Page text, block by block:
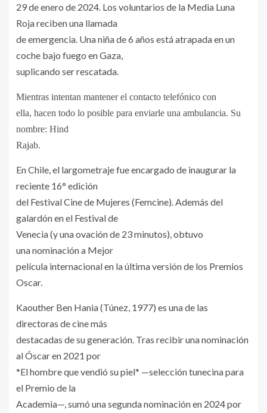
29 de enero de 2024. Los voluntarios de la Media Luna
Roja reciben una llamada
de emergencia. Una niña de 6 años está atrapada en un
coche bajo fuego en Gaza,
suplicando ser rescatada.
Mientras intentan mantener el contacto telefónico con
ella, hacen todo lo posible para enviarle una ambulancia. Su
nombre: Hind
Rajab.
En Chile, el largometraje fue encargado de inaugurar la
reciente 16° edición
del Festival Cine de Mujeres (Femcine). Además del
galardón en el Festival de
Venecia (y una ovación de 23 minutos), obtuvo
una nominación a Mejor
película internacional en la última versión de los Premios
Oscar.
Kaouther Ben Hania (Túnez, 1977) es una de las
directoras de cine más
destacadas de su generación. Tras recibir una nominación
al Óscar en 2021 por
*El hombre que vendió su piel* —selección tunecina para
el Premio de la
Academia—, sumó una segunda nominación en 2024 por